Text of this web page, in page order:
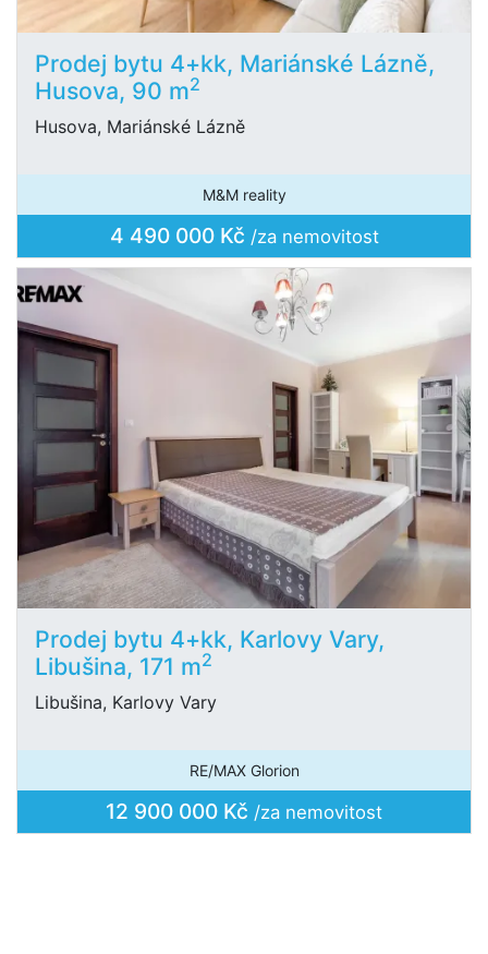
Prodej bytu 4+kk, Mariánské Lázně,
Husova, 90 m2
Husova, Mariánské Lázně
M&M reality
4 490 000 Kč /za nemovitost
Prodej bytu 4+kk, Karlovy Vary,
Libušina, 171 m2
Libušina, Karlovy Vary
RE/MAX Glorion
12 900 000 Kč /za nemovitost